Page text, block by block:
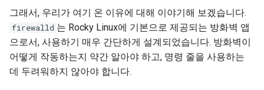
포트 관리 명령
서비스 관리
서비스 관리 명령어
소프트웨어 관리
특별 권한
10 Automating Snapshots
Appendix A - Workstation
Setup
Web services
Part 5. Load balancing,
caching and proxyfication
Part 5.1 HAProxy
Lab 8: Bootstrapping the
Kubernetes Control Plane
Lab 9: Bootstrapping the
Kubernetes Worker Nodes
Tracking vs Non-Tracking
Branch in Git
rpaste - Pastebin Tool
sed - 검색 및 변경
로컬 Rocky 저장소 설정
User and group account
management
Currency Conversion with
Valuta on GNOME
8.8 출시
9.1 출시
그래서, 우리가 여기 온 이유에 대해 이야기해 보겠습니다.
firewalld 는 Rocky Linux에 기본으로 제공되는 방화벽 앱
으로서, 사용하기 매우 간단하게 설계되었습니다. 방화벽이
어떻게 작동하는지 약간 알아야 하고, 명령 줄을 사용하는
데 두려워하지 않아야 합니다.